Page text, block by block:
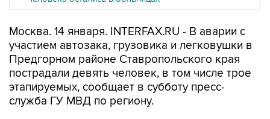
Москва. 14 января. INTERFAX.RU - В аварии с
участием автозака, грузовика и легковушки в
Предгорном районе Ставропольского края
пострадали девять человек, в том числе трое
этапируемых, сообщает в субботу пресс-
служба ГУ МВД по региону.